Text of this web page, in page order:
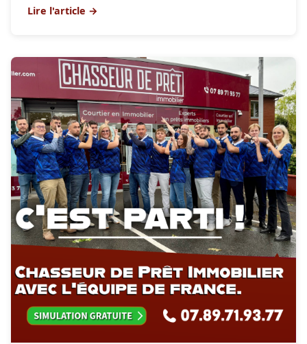
Lire l'article →